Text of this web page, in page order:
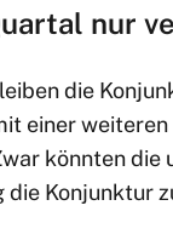
nur
die
einer
könnten
Konjunktur